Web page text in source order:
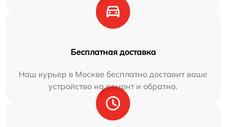
Бесплатная доставка
Наш курьер в Москве бесплатно доставит ваше
устройство на ремонт и обратно.